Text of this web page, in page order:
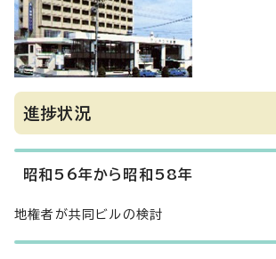
進捗状況
昭和56年から昭和58年
地権者が共同ビルの検討